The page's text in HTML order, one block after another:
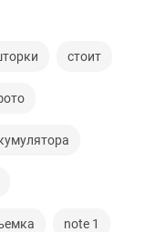
стоит
note 1